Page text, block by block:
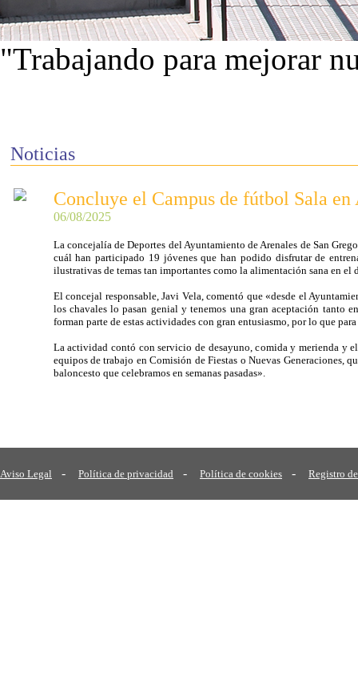
"Trabajando para mejorar
Noticias
Concluye el Campus de fútbol Sala en
06/08/2025
La concejalía de Deportes del Ayuntamiento de Arenales de San
cuál han participado 19 jóvenes que han podido disfrutar de
ilustrativas de temas tan importantes como la alimentación sana en el
El concejal responsable, Javi Vela, comentó que «desde el
los chavales lo pasan genial y tenemos una gran aceptación tanto
forman parte de estas actividades con gran entusiasmo, por lo que
La actividad contó con servicio de desayuno, comida y merienda y
equipos de trabajo en Comisión de Fiestas o Nuevas Generaciones,
baloncesto que celebramos en semanas pasadas».
Aviso Legal - Política de privacidad - Política de cookies - Registro